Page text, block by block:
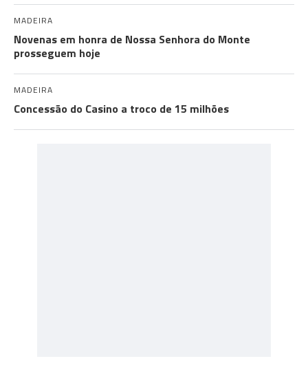
MADEIRA
Novenas em honra de Nossa Senhora do Monte
prosseguem hoje
MADEIRA
Concessão do Casino a troco de 15 milhões